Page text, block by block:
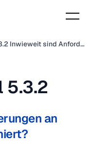
5.3.2 Inwieweit sind Anforderungen an Netzwerkdienste definiert?
5.3.2
an